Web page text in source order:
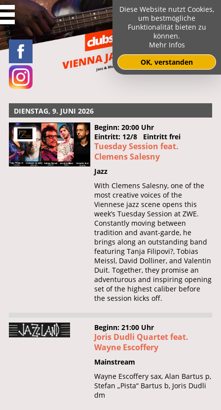
DIENSTAG, 9. JUNI 2026
Beginn: 20:00 Uhr
Eintritt: 12/8 Eintritt frei
Tuesday Session feat.
Clemens Salesny
Jazz
With Clemens Salesny, one of the
most creative voices of the
Viennese jazz scene opens this
week’s Tuesday Session at ZWE.
Constantly moving between
tradition and avant-garde, he
brings along an outstanding band
featuring Tanja Filipovi?, Tobias
Meissl, David Dolliner, and Valentin
Duit. Together, they promise an
adventurous and inspiring opening
set of the highest caliber before
the session kicks off.
Beginn: 21:00 Uhr
Joris Dudli Quartet feat.
Wayne Escoffery
Mainstream
Wayne Escoffery sax, Alan Bartus p,
Stefan „Pista“ Bartus b, Joris Dudli
dm
Diese Website nutzt Cookies,
um bestmögliche
Funktionalität bieten zu
können.
Mehr Infos
OK, verstanden